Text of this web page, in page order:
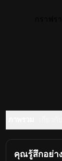
คุณรู้สึกอย่า